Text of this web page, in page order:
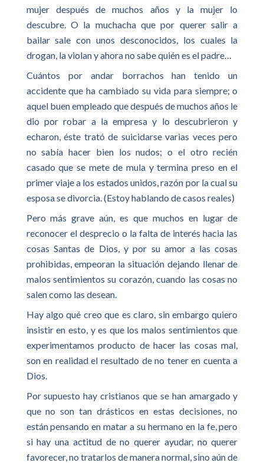
mujer después de muchos años y la mujer lo
descubre. O la muchacha que por querer salir a
bailar sale con unos desconocidos, los cuales la
drogan, la violan y ahora no sabe quién es el padre…
Cuántos por andar borrachos han tenido un
accidente que ha cambiado su vida para siempre; o
aquel buen empleado que después de muchos años le
dio por robar a la empresa y lo descubrieron y
echaron, éste trató de suicidarse varias veces pero
no sabía hacer bien los nudos; o el otro recién
casado que se mete de mula y termina preso en el
primer viaje a los estados unidos, razón por la cual su
esposa se divorcia. (Estoy hablando de casos reales)
Pero más grave aún, es que muchos en lugar de
reconocer el desprecio o la falta de interés hacia las
cosas Santas de Dios, y por su amor a las cosas
prohibidas, empeoran la situación dejando llenar de
malos sentimientos su corazón, cuando las cosas no
salen como las desean.
Hay algo qué creo que es claro, sin embargo quiero
insistir en esto, y es que los malos sentimientos que
experimentamos producto de hacer las cosas mal,
son en realidad el resultado de no tener en cuenta a
Dios.
Por supuesto hay cristianos que se han amargado y
que no son tan drásticos en estas decisiones, no
están pensando en matar a su hermano en la fe, pero
si hay una actitud de no querer ayudar, no querer
favorecer, no tratarlos de manera normal, sino aún de